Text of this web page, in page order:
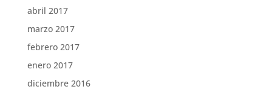
abril 2017
marzo 2017
febrero 2017
enero 2017
diciembre 2016